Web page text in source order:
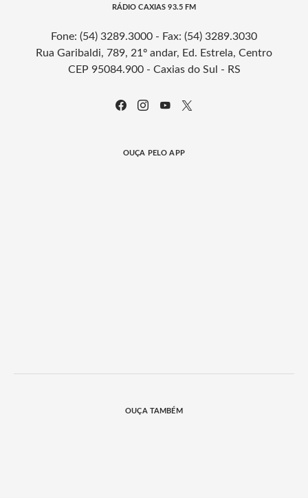
RÁDIO CAXIAS 93.5 FM
Fone: (54) 3289.3000 - Fax: (54) 3289.3030
Rua Garibaldi, 789, 21º andar, Ed. Estrela, Centro
CEP 95084.900 - Caxias do Sul - RS
OUÇA PELO APP
OUÇA TAMBÉM